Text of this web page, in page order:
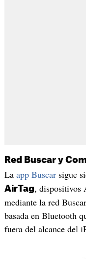
Red Buscar y
La app Buscarsigue
AirTag, dispositivos
mediante la red
basada en Bluetooth
fuera del alcance del